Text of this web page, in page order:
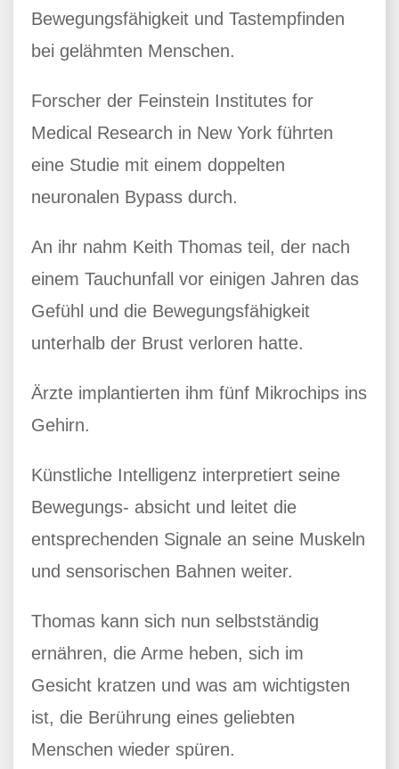
Bewegungsfähigkeit und Tastempfinden
bei gelähmten Menschen.
Forscher der Feinstein Institutes for
Medical Research in New York führten
eine Studie mit einem doppelten
neuronalen Bypass durch.
An ihr nahm Keith Thomas teil, der nach
einem Tauchunfall vor einigen Jahren das
Gefühl und die Bewegungsfähigkeit
unterhalb der Brust verloren hatte.
Ärzte implantierten ihm fünf Mikrochips ins
Gehirn.
Künstliche Intelligenz interpretiert seine
Bewegungs- absicht und leitet die
entsprechenden Signale an seine Muskeln
und sensorischen Bahnen weiter.
Thomas kann sich nun selbstständig
ernähren, die Arme heben, sich im
Gesicht kratzen und was am wichtigsten
ist, die Berührung eines geliebten
Menschen wieder spüren.